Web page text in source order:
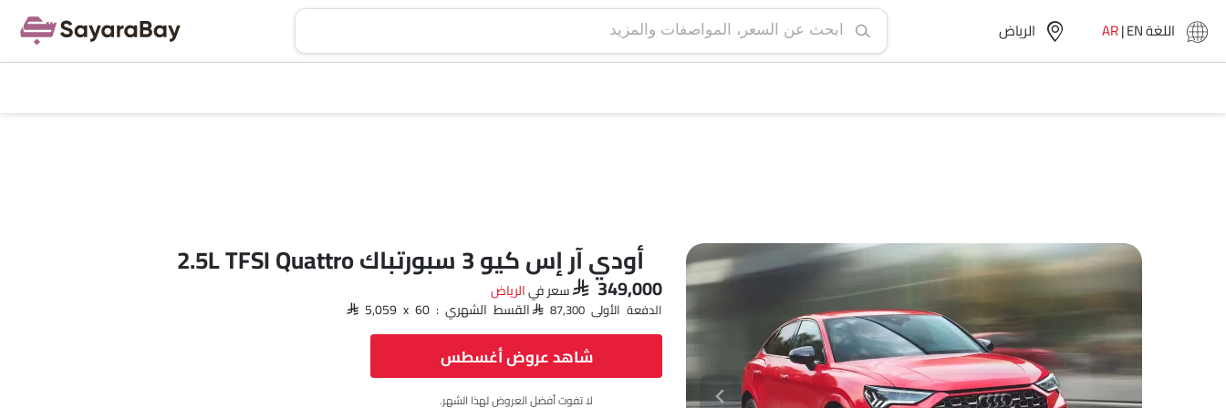
الرياض‎ اللغةEN
|
AR
أودي آر إس كيو 3 سبورتباك 2.5L TFSI Quattro
SAR 349,000 سعر فيالرياض‎
الدفعة الأولى SAR 87,300 القسط الشهري : SAR 5,059 x 60
شاهد عروض أغسطس
لا تفوت أفضل العروض لهذا الشهر.